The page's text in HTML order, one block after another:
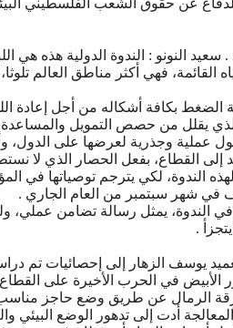
ﻋﻦ ﺣﻘﻮﻕ ﺍﻟﺸﻌﺐ ﺍﻟﻔﻠﺴﻄﻴﻨﻲ
ﺳﻌﻴﺪ ﺍﻟﻨﻮﻧﻮ : ﺍﻟﻨﺪﻭﺓ ﺍﻟﺪﻭﻟﻴﺔ ﻫﺬﻩ
ﻓﻬﻲ ﺃﻛﺜﺮ ﻣﻨﺎﻃﻖ ﺍﻟﻌﺎﻟﻢ
ﺑﻜﺎﻓﺔ ﺃﺷﻜﺎﻟﻪ ﻣﻦ ﺃﺟﻞ ﺇﻋﺎﺩﺓ
ﺍﻟﺬﻱ ﻳﻘﻠﻞ ﻣﻦ ﺣﺼﺺ ﺍﻟﺘﻤﻮﻳﻞ
ﻋﻤﻠﻴﺔ ﻭﺟﺬﺭﻳﺔ ﻟﻌﺮﺿﻬﺎ ﻋﻠﻰ ﺍﻟﺪﻭﻝ،
ﺍﻟﻘﻄﺎﻉ، ﺑﻔﻌﻞ ﺍﻟﺤﺼﺎﺭ ﺍﻟﺬﻱ ﻻ
ﺍﻟﻨﺪﻭﺓ، ﻟﻜﻲ ﻳﺘﺮﺟﻢ ﺗﻮﺻﻴﺎﺗﻬﺎ ﻓﻲ
ﺷﻬﺮ ﺳﺒﺘﻤﺒﺮ ﻣﻦ ﺍﻟﻌﺎﻡ ﺍﻟﺠﺎﺭﻱ .
ﺍﻟﻨﺪﻭﺓ، ﻳﻤﺜﻞ ﺭﺳﺎﻟﺔ ﺗﻀﺎﻣﻦ
.
ﻳﻮﺳﻒ ﺍﻟﺰﻫﺎﺭ ﺇﻟﻰ ﺇﺣﺼﺎﺋﻴﺎﺕ ﺗﻢ
ﺍﻷﺑﻴﺾ ﻓﻲ ﺍﻟﺤﺮﺏ ﺍﻷﺧﻴﺮﺓ ﻋﻠﻰ ﺍﻟﻘﻄﺎﻉ
ﺍﻟﺮﻣﺎﻝ ﻋﻦ ﻃﺮﻳﻖ ﻭﺿﻊ ﺣﺎﺟﺰ ﻣﻨﺎﺳﺐ
ﺃﺩﺕ ﺇﻟﻰ ﺗﺪﻫﻮﺭ ﺍﻟﻮﺿﻊ ﺍﻟﺒﻴﺌﻲ